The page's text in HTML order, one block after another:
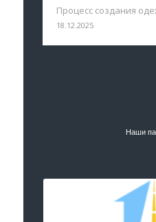
Процесс создания
18.12.2025
Наши